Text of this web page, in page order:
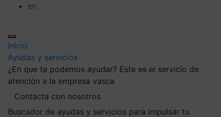
en
Inicio
Ayudas y servicios
¿En que te podemos ayudar? Este es el servicio de
atención a la empresa vasca
Contacta con nosotros
Buscador de ayudas y servicios para impulsar tu